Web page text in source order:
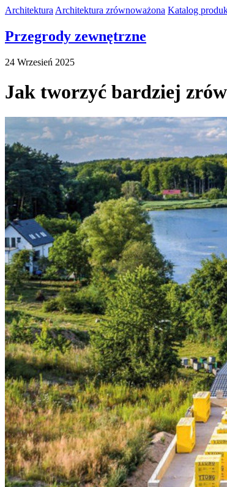
Architektura Architektura zrównoważona Katalog
Przegrody zewnętrzne
24 Wrzesień 2025
Jak tworzyć bardziej